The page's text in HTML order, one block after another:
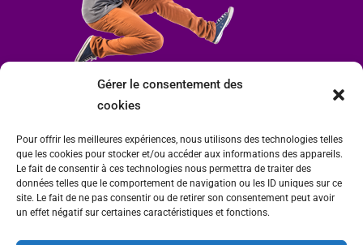
Gérer le consentement des
cookies
Pour offrir les meilleures expériences, nous utilisons des technologies telles
que les cookies pour stocker et/ou accéder aux informations des appareils.
Le fait de consentir à ces technologies nous permettra de traiter des
données telles que le comportement de navigation ou les ID uniques sur ce
site. Le fait de ne pas consentir ou de retirer son consentement peut avoir
un effet négatif sur certaines caractéristiques et fonctions.